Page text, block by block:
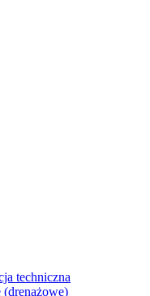
techniczna
(drenażowe)